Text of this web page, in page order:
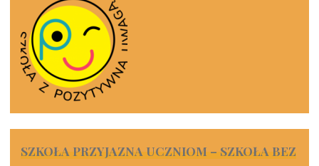
SZKOŁA PRZYJAZNA UCZNIOM – SZKOŁA BEZ